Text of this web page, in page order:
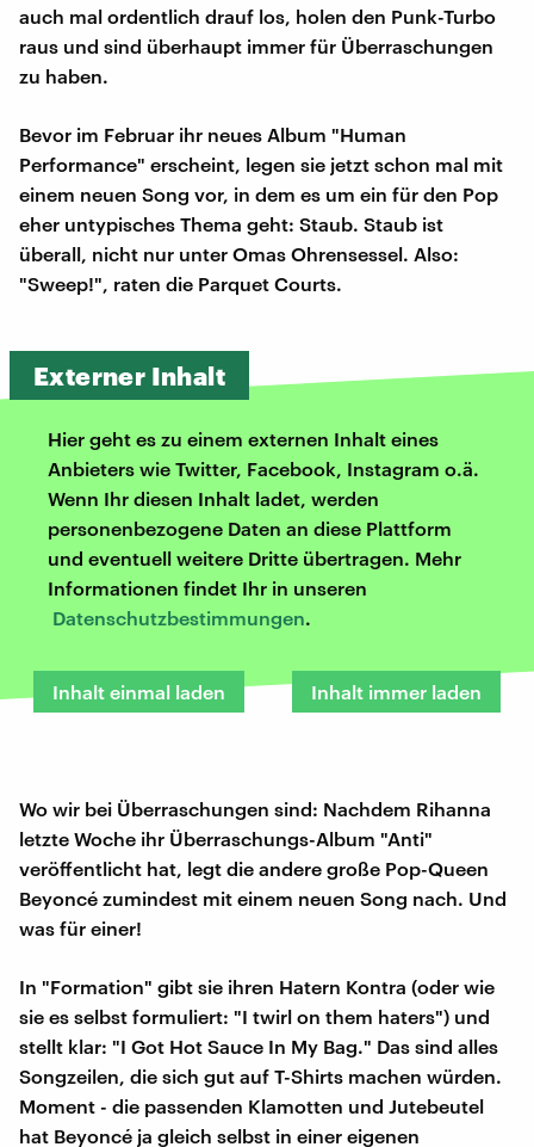
auch mal ordentlich drauf los, holen den Punk-Turbo
raus und sind überhaupt immer für Überraschungen
zu haben.
Bevor im Februar ihr neues Album "Human
Performance" erscheint, legen sie jetzt schon mal mit
einem neuen Song vor, in dem es um ein für den Pop
eher untypisches Thema geht: Staub. Staub ist
überall, nicht nur unter Omas Ohrensessel. Also:
"Sweep!", raten die Parquet Courts.
Externer Inhalt
Hier geht es zu einem externen Inhalt eines
Anbieters wie Twitter, Facebook, Instagram o.ä.
Wenn Ihr diesen Inhalt ladet, werden
personenbezogene Daten an diese Plattform
und eventuell weitere Dritte übertragen. Mehr
Informationen findet Ihr in unseren
Datenschutzbestimmungen.
Inhalt einmal laden Inhalt immer laden
Wo wir bei Überraschungen sind: Nachdem Rihanna
letzte Woche ihr Überraschungs-Album "Anti"
veröffentlicht hat, legt die andere große Pop-Queen
Beyoncé zumindest mit einem neuen Song nach. Und
was für einer!
In "Formation" gibt sie ihren Hatern Kontra (oder wie
sie es selbst formuliert: "I twirl on them haters") und
stellt klar: "I Got Hot Sauce In My Bag." Das sind alles
Songzeilen, die sich gut auf T-Shirts machen würden.
Moment - die passenden Klamotten und Jutebeutel
hat Beyoncé ja gleich selbst in einer eigenen